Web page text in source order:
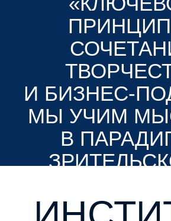
ТАТЬЯНА
ЧЕРНЕЦКАЯ
Руководитель направления
Довузовского образования
Руководитель программы «Кино
Сценарист, креативный продюсер,
Старший преподаватель Института кино
НИУ ВШЭ